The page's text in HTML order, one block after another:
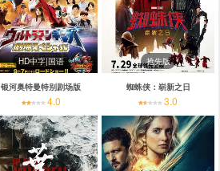
HD中字|国语
银河奥特曼特别剧场版
4.0
抢先版
蜘蛛侠：崭新之日
3.0